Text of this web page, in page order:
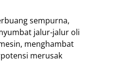
sempurna,
jalur-jalur oli
menghambat
merusak